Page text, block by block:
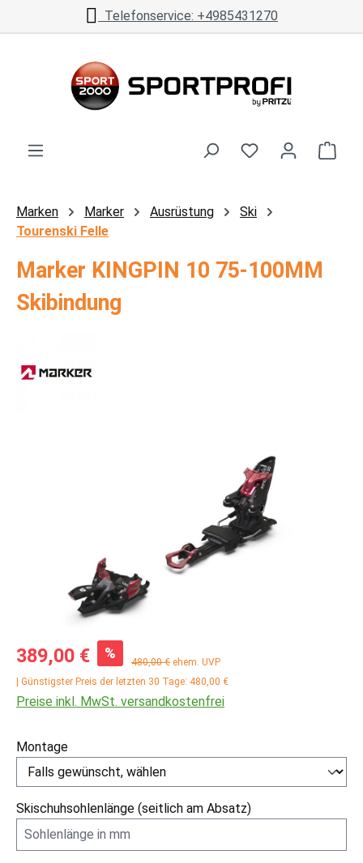
Zum Hauptinhalt springenTelefonservice: +4985431270
Marken Marker Ausrüstung
Ski
Tourenski Felle
Marker KINGPIN 10 75-100MM
Skibindung
Verkaufspreis:
389,00 € % Regulärer Preis:
480,00 € ehem. UVP
| Günstigster Preis der letzten 30 Tage: 480,00 €
Preise inkl. MwSt. versandkostenfrei
Montage
Skischuhsohlenlänge (seitlich am Absatz)